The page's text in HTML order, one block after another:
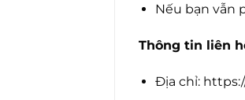
Nếu bạn vẫn
Thông tin liên
Địa chỉ: